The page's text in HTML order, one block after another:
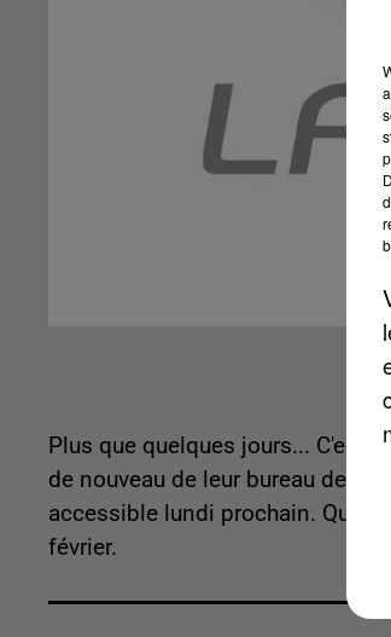
Plus que quelques jours... C'est
de nouveau de leur bureau de
accessible lundi prochain. Quant
février.